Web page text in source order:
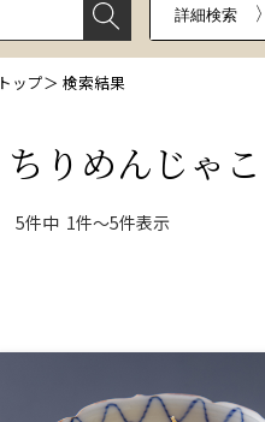
詳細検索
トップ＞ 検索結果
ちりめんじゃこ
5件中 1件～5件表示